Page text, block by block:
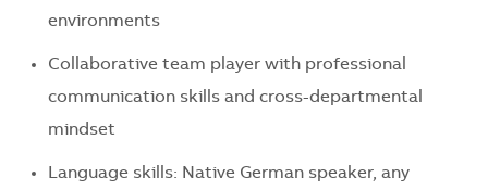
environments
Collaborative team player with professional
communication skills and cross-departmental
mindset
Language skills: Native German speaker, any